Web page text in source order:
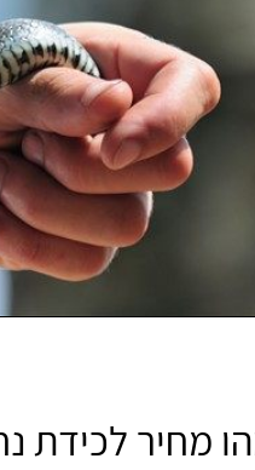
מחיר לכידת